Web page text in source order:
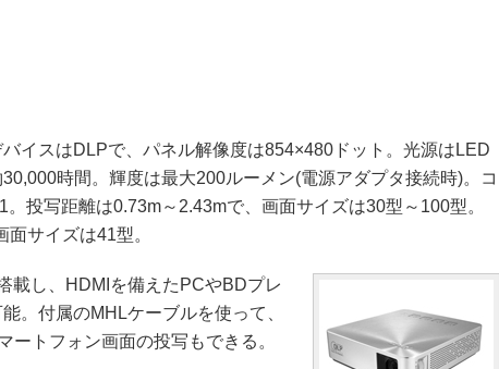
イスはDLPで、パネル解像度は854×480ドット。光源はLED
時間。輝度は最大200ルーメン(電源アダプタ接続時)。コ
。投写距離は0.73m～2.43mで、画面サイズは30型～100型。
サイズは41型。
載し、HDMIを備えたPCやBDプレ
。付属のMHLケーブルを使って、
ートフォン画面の投写もできる。